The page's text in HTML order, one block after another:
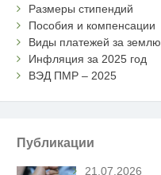
Размеры стипендий
Пособия и компенсации
Виды платежей за землю
Инфляция за 2025 год
ВЭД ПМР – 2025
Публикации
21.07.2026